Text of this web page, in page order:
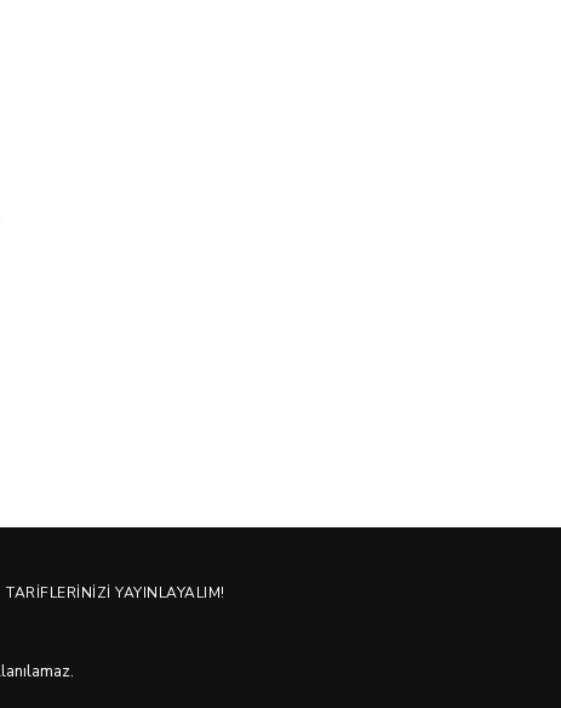
TARIFLERINIZI YAYINLAYALIM!